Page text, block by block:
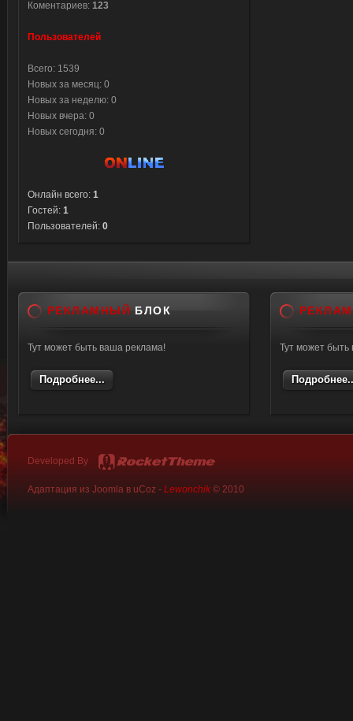
Коментариев: 123
Пользователей
Всего: 1539
Новых за месяц: 0
Новых за неделю: 0
Новых вчера: 0
Новых сегодня: 0
Онлайн всего: 1
Гостей: 1
Пользователей: 0
РЕКЛАМНЫЙ БЛОК
Тут может быть ваша реклама!
Подробнее...
Тут может
Developed By
Адаптация из Joomla в uCoz - Lewonchik© 2010